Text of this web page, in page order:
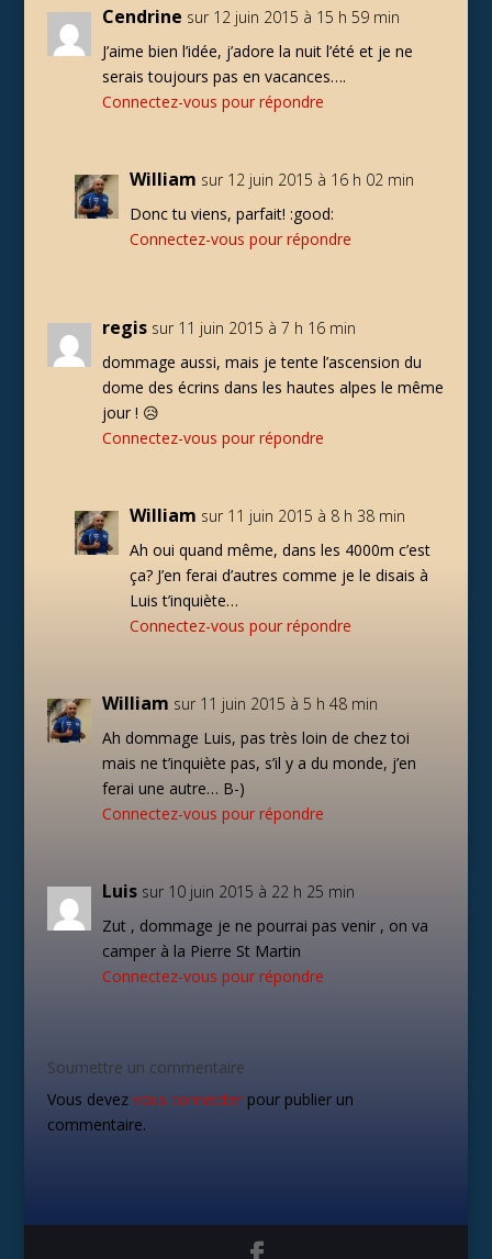
Cendrine sur 12 juin 2015 à 15 h 59 min
J’aime bien l’idée, j’adore la nuit l’été et je ne
serais toujours pas en vacances….
Connectez-vous pour répondre
William sur 12 juin 2015 à 16 h 02 min
Donc tu viens, parfait! :good:
Connectez-vous pour répondre
regis sur 11 juin 2015 à 7 h 16 min
dommage aussi, mais je tente l’ascension du
dome des écrins dans les hautes alpes le même
jour ! 😥
Connectez-vous pour répondre
William sur 11 juin 2015 à 8 h 38 min
Ah oui quand même, dans les 4000m c’est
ça? J’en ferai d’autres comme je le disais à
Luis t’inquiète…
Connectez-vous pour répondre
William sur 11 juin 2015 à 5 h 48 min
Ah dommage Luis, pas très loin de chez toi
mais ne t’inquiète pas, s’il y a du monde, j’en
ferai une autre… B-)
Connectez-vous pour répondre
Luis sur 10 juin 2015 à 22 h 25 min
Zut , dommage je ne pourrai pas venir , on va
camper à la Pierre St Martin
Connectez-vous pour répondre
Soumettre un commentaire
Vous devez vous connecterpour publier un
commentaire.